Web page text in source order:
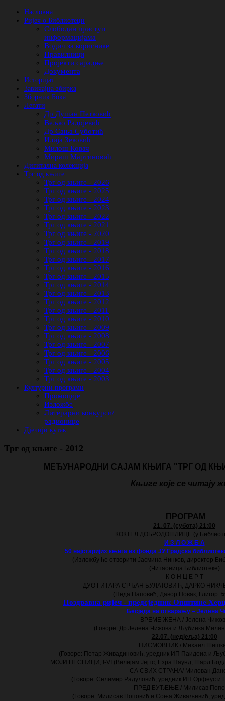
Насловна
Ријеч о Библиотеци
Слободан приступ
информацијама
Водич за кориснике
Правилници
Пројекти сарадње
Документа
Историјат
Завичајна збирка
Зборник Бока
Легати
Др Душан Петковић
Вељко Радојевић
Др Сања Суботић
Илија Зековић
Милош Ковач
Мираш Мартиновић
Дигитална колекција
Трг од књиге
Трг од књиге - 2026
Трг од књиге - 2025
Трг од књиге - 2024
Трг од књиге - 2023
Трг од књиге - 2022
Трг од књиге - 2021
Трг од књиге - 2020
Трг од књиге - 2019
Трг од књиге - 2018
Трг од књиге - 2017
Трг од књиге - 2016
Трг од књиге - 2015
Трг од књиге - 2014
Трг од књиге - 2013
Трг од књиге - 2012
Трг од књиге - 2011
Трг од књиге - 2010
Трг од књиге - 2009
Трг од књиге - 2008
Трг од књиге - 2007
Трг од књиге - 2006
Трг од књиге - 2005
Трг од књиге - 2004
Трг од књиге - 2003
Културни програми
Промоције
Изложбе
Литерарни конкурси/
радионице
Дјечији кутак
Трг од књиге - 2012
МЕЂУНАРОДНИ САЈАМ КЊИГА "ТРГ ОД
Књиге које се читају
ПРОГРАМ
21. 07. (субота) 21:00
КОКТЕЛ ДОБРОДОШЛИЦЕ (у
И З Л О Ж Б А
50 најстаријих књига из фонда ЈУ Градска
(Изложбу ће отворити Јасмина Нинков, директор
(Читаоница Библиотеке)
К О Н Ц Е Р Т
ДУО ГИТАРА СРЂАН БУЛАТОВИЋ, ДАРКО
(Неда Паповић, Давор Новак, Глигор
Поздравна ријеч - предсједник Општине
Бесједа на отварању – Јелена
ВРЕМ E ЖЕНА / Јелена
(Говоре: Др Јелена Чижова и Љубинка
22.07. (недјеља) 21:00
ПИСМОВНИК / Михаил
(Говоре: Петар Живадиновић, уредник ИП Паидеиа и
МОЈИ ПЕСНИЦИ, -VI (Вилијам Јејтс, Езра Паунд, Шарл
СА СВИХ СТРАНА/ Милован
(Говоре: Селимир Радуловић, уредник ИП Орфеус
ПРЕД БУЂЕЊЕ / Милисав
(Говоре: Милисав Поповић и Соња Живаљевић,